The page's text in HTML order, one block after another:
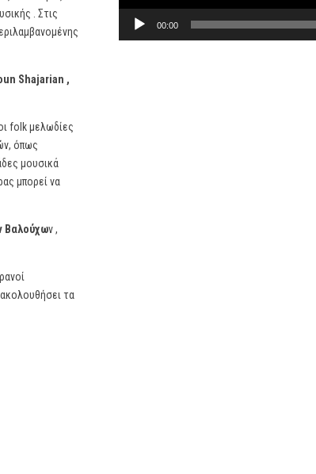
. Στις
Shajarian ,
folk μελωδίες
όπως
μουσικά
μπορεί να
Βαλούχων ,
Ιρανοί
τα
00:00